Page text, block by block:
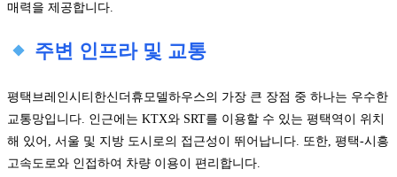
매력을 제공합니다.
주변 인프라 및 교통
평택브레인시티한신더휴모델하우스의 가장 큰 장점 중 하나는 우수한
교통망입니다. 인근에는 KTX와 SRT를 이용할 수 있는 평택역이 위치
해 있어, 서울 및 지방 도시로의 접근성이 뛰어납니다. 또한, 평택-시흥
고속도로와 인접하여 차량 이용이 편리합니다.